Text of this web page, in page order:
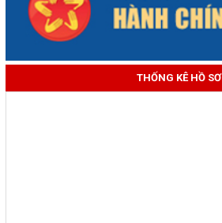
THỐNG KÊ HỒ SƠ